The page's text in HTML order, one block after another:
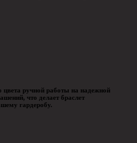
цвета ручной работы на надежной
что делает браслет
гардеробу.